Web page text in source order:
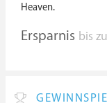
Heaven.
Ersparnis bis zu